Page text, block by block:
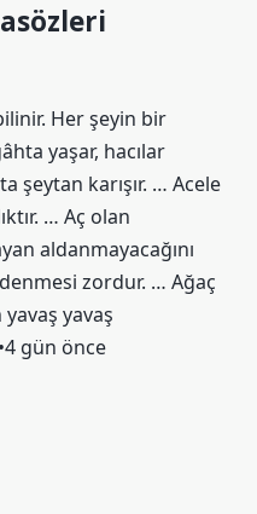
Her şeyin bir
yaşar, hacılar
şeytan karışır. … Acele
… Aç olan
aldanmayacağını
zordur. … Ağaç
yavaş
gün önce